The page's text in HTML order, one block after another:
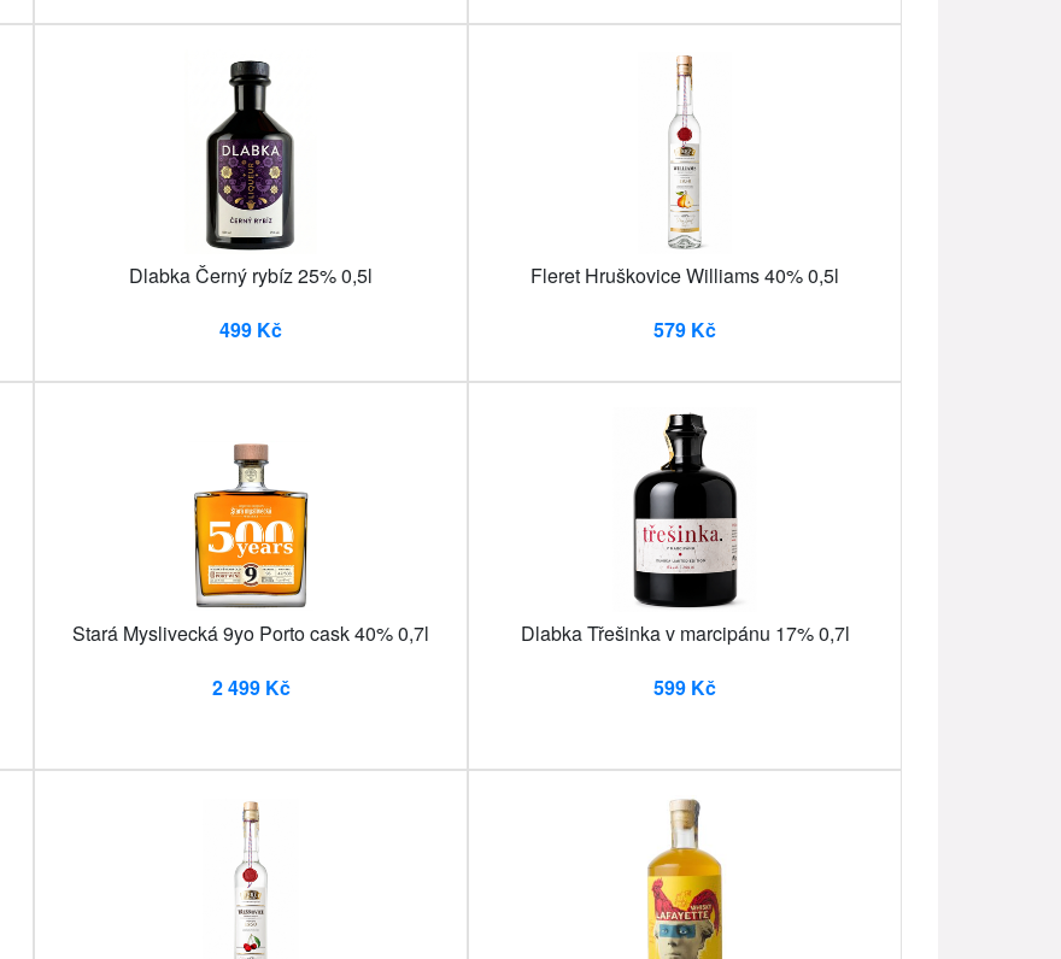
Dlabka Černý rybíz 25% 0,5l
499 Kč
Fleret Hruškovice Williams 40% 0,5l
579 Kč
Stará Myslivecká 9yo Porto cask 40% 0,7l
2 499 Kč
Dlabka Třešinka v marcipánu 17% 0,7l
599 Kč